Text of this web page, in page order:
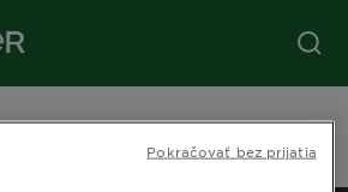
Pokračovať bez prijatia